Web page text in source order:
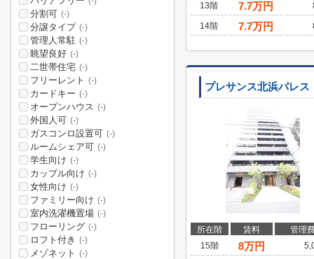
13階
7.7万円
14階 7.7万円
プレサンス北浜パレス
所在階 賃料
管理
15階
8万円
分割可 (-)
分譲タイプ (-)
管理人常駐 (-)
眺望良好 (-)
二世帯住宅 (-)
フリーレント (-)
カードキー (-)
オープンハウス (-)
外国人可 (-)
ガスコンロ設置可 (-)
ルームシェア可 (-)
学生向け (-)
カップル向け (-)
女性向け (-)
ファミリー向け (-)
室内洗濯機置場 (-)
フローリング (-)
ロフト付き (-)
メゾネット (-)